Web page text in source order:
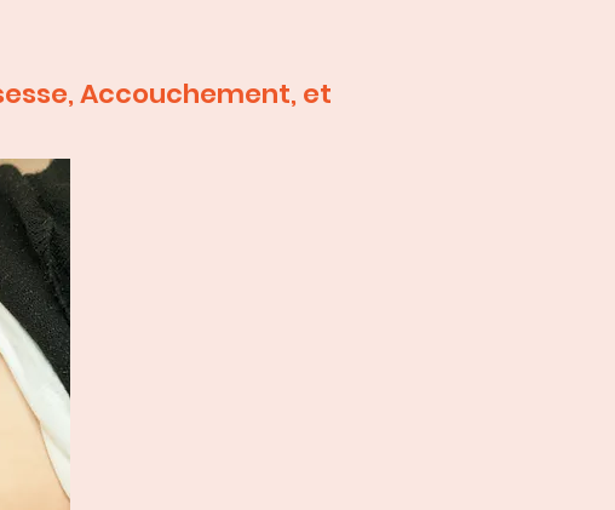
Accouchement, et